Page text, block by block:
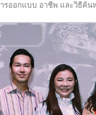
ารออกแบบ อาชีพ และวิธีค้